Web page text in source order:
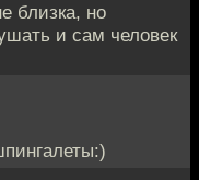
близка, но
и сам человек